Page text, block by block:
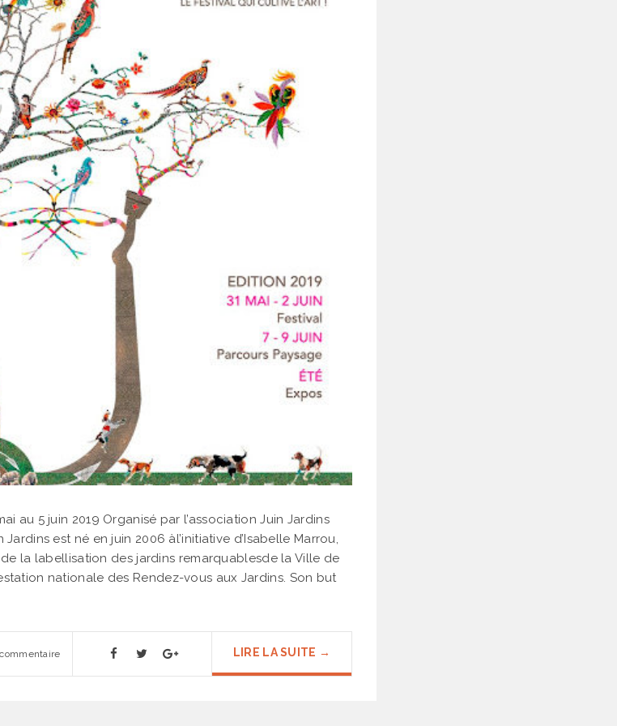
au 5 juin 2019 Organisé par l’association Juin Jardins
est né en juin 2006 àl’initiative d’Isabelle Marrou,
la labellisation des jardins remarquablesde la Ville de
nationale des Rendez-vous aux Jardins. Son but
LIRE LA SUITE →